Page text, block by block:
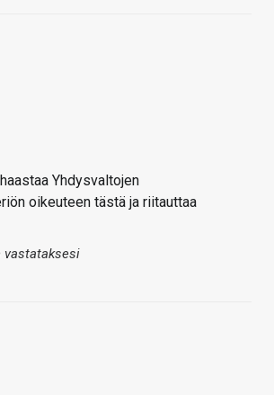
Yhdysvaltojen
oikeuteen tästä ja riitauttaa
vastataksesi